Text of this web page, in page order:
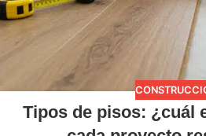
Tipos de pisos: ¿cuál